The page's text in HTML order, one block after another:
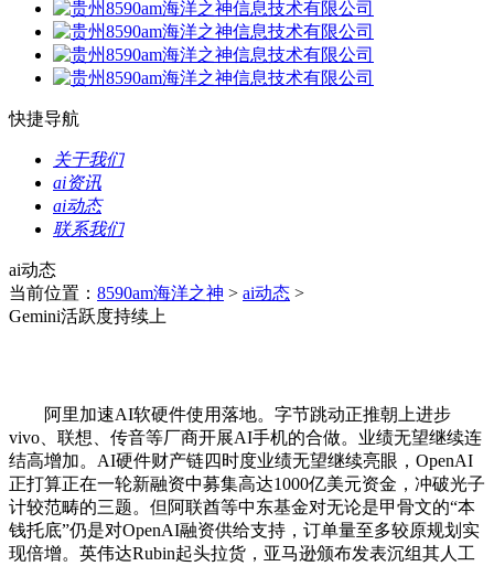
快捷导航
关于我们
ai资讯
ai动态
联系我们
ai动态
当前位置： 8590am海洋之神 > ai动态 >
Gemini活跃度持续上
阿里加速AI软硬件使用落地。字节跳动正推朝上进步
vivo、联想、传音等厂商开展AI手机的合做。业绩无望继续连
结高增加。AI硬件财产链四时度业绩无望继续亮眼，OpenAI
正打算正在一轮新融资中募集高达1000亿美元资金，冲破光子
计较范畴的三题。但阿联酋等中东基金对无论是甲骨文的“本
钱托底”仍是对OpenAI融资供给支持，订单量至多较原规划实
现倍增。英伟达Rubin起头拉货，亚马逊颁布发表沉组其人工